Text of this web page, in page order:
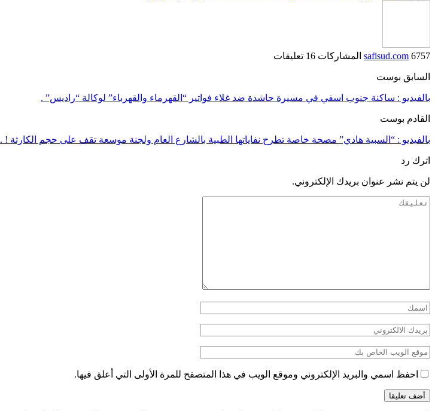
safisud.com 6757 المشاركات 16 تعليقات
السابق بوست
بالفيديو : ساكنة جنوب اسفي في مسيرة حاشدة ضد غلاء فواتير “القهرماء والقهرباء” لوكالة “راديس” .
القادم بوست
بالفيديو : “السبية هادي” مصحة خاصة تطرح نفاياتها الطبية بالشارع العام ولجنة موسعة تقف على حجم الكارثة ! .
اترك رد
لن يتم نشر عنوان بريدك الإلكتروني.
احفظ اسمي والبريد الإلكتروني وموقع الويب في هذا المتصفح للمرة الأولى التي أعلق فيها.